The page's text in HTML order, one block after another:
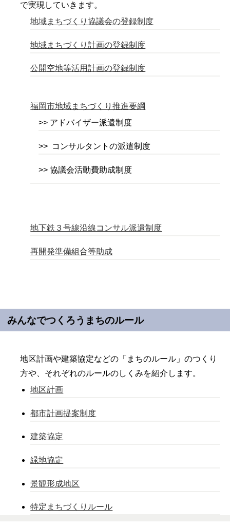
で実現していきます。
地域まちづくり協議会の登録制度
地域まちづくり計画の登録制度
公開空地等活用計画の登録制度
福岡市地域まちづくり推進要綱
>> アドバイザー派遣制度
>> コンサルタントの派遣制度
>> 協議会活動費助成制度
地下鉄３号線沿線コンサル派遣制度
再開発準備組合等助成
みんなでつくろうまちのルール
地区計画や建築協定などの「まちのルール」のつくり
方や、それぞれのルールのしくみを紹介します。
地区計画
都市計画提案制度
建築協定
緑地協定
景観形成地区
特定まちづくりルール